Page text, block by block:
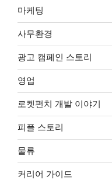
마케팅
사무환경
광고 캠페인 스토리
영업
로켓펀치 개발 이야기
피플 스토리
물류
커리어 가이드